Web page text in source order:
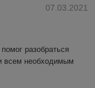
07.03.2021
разобраться
всем необходимым